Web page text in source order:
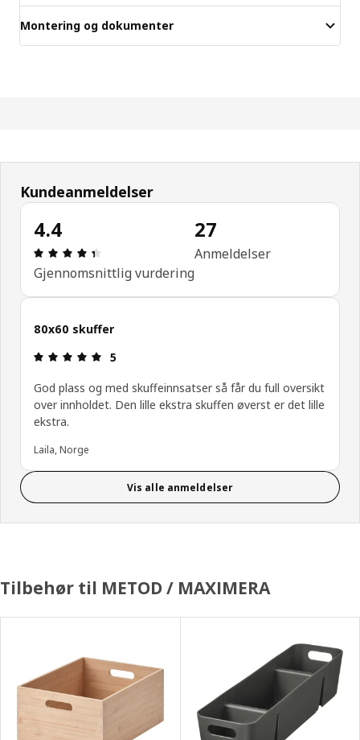
Montering og dokumenter
Kundeanmeldelser
4.4
Produktomtale: 4.4 ingen kundevurdering 5
Gjennomsnittlig vurdering
27
Anmeldelser
80x60 skuffer
Produktomtale: 5 ingen kundevurdering 5
5
God plass og med skuffeinnsatser så får du full oversikt
over innholdet. Den lille ekstra skuffen øverst er det lille
ekstra.
Laila, Norge
Vis alle anmeldelser
Tilbehør til METOD / MAXIMERA